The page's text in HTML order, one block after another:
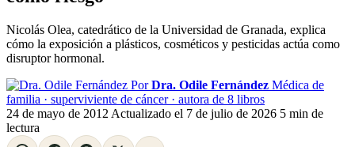
Nicolás Olea, catedrático de la Universidad de Granada, explica
cómo la exposición a plásticos, cosméticos y pesticidas actúa como
disruptor hormonal.
Por Dra. Odile Fernández Médica de
familia · superviviente de cáncer · autora de 8 libros
24 de mayo de 2012 Actualizado el 7 de julio de 2026 5 min de
lectura